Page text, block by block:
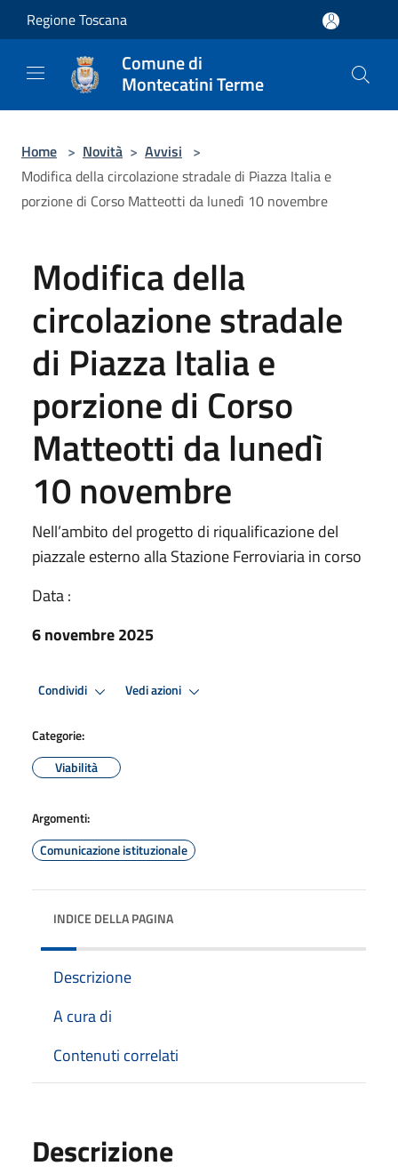
Salta al contenuto principale
Regione Toscana
Comune di
Montecatini Terme
Home > Novità > Avvisi >
Modifica della circolazione stradale di Piazza Italia e
porzione di Corso Matteotti da lunedì 10 novembre
Modifica della
circolazione stradale
di Piazza Italia e
porzione di Corso
Matteotti da lunedì
10 novembre
Nell’ambito del progetto di riqualificazione del
piazzale esterno alla Stazione Ferroviaria in corso
Data :
6 novembre 2025
Condividi Vedi azioni
Categorie:
Viabilità
Argomenti:
Comunicazione istituzionale
INDICE DELLA PAGINA
Descrizione
A cura di
Contenuti correlati
Descrizione